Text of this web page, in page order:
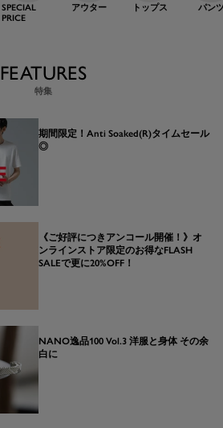
SPECIAL
PRICE
アウター トップス パン
FEATURES
特集
期間限定！Anti Soaked(R)タイムセール
◎
《ご好評につきアンコール開催！》オ
ンラインストア限定のお得なFLASH
SALEで更に20%OFF！
NANO逸品100 Vol.3 洋服と身体 その余
白に